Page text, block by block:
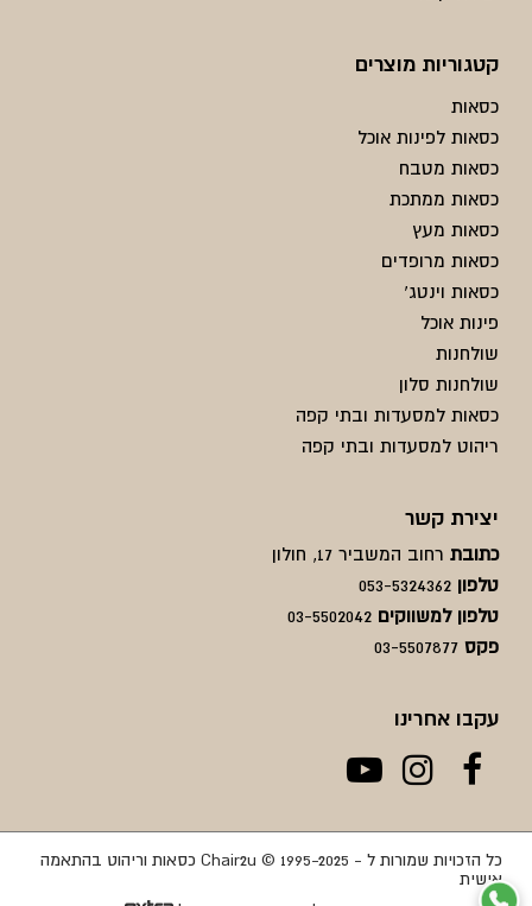
קטגוריות מוצרים
כסאות
כסאות לפינות אוכל
כסאות מטבח
כסאות ממתכת
כסאות מעץ
כסאות מרופדים
כסאות וינטג'
פינות אוכל
שולחנות
שולחנות סלון
כסאות למסעדות ובתי קפה
ריהוט למסעדות ובתי קפה
יצירת קשר
כתובת רחוב המשביר 17, חולון
טלפון 053-5324362
טלפון למשווקים 03-5502042
פקס 03-5507877
עקבו אחרינו
כל הזכויות שמורות ל - Chair2u © 1995-2025 כסאות וריהוט בהתאמה
אישית